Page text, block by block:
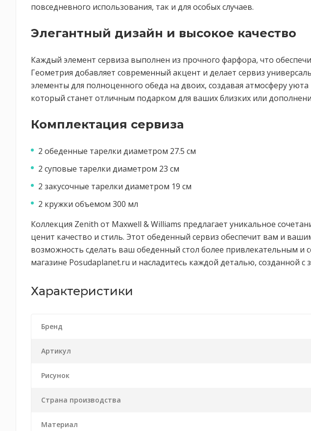
повседневного использования, так и для особых случаев.
Элегантный дизайн и высокое качество
Каждый элемент сервиза выполнен из прочного фарфора, что
Геометрия добавляет современный акцент и делает сервиз
элементы для полноценного обеда на двоих, создавая атмосферу
который станет отличным подарком для ваших близких или
Комплектация сервиза
2 обеденные тарелки диаметром 27.5 см
2 суповые тарелки диаметром 23 см
2 закусочные тарелки диаметром 19 см
2 кружки объемом 300 мл
Коллекция Zenith от Maxwell & Williams предлагает уникальное
ценит качество и стиль. Этот обеденный сервиз обеспечит вам и
возможность сделать ваш обеденный стол более привлекательным
магазине Posudaplanet.ru и насладитесь каждой деталью, созданной
Характеристики
Бренд
Артикул
Рисунок
Страна производства
Материал